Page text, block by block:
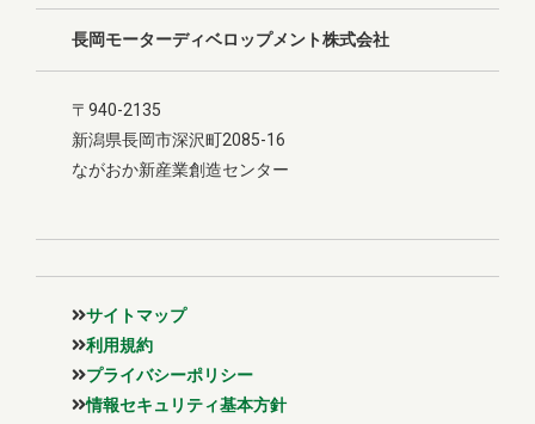
長岡モーターディベロップメント株式会社
〒940-2135
新潟県長岡市深沢町2085-16
ながおか新産業創造センター
サイトマップ
利用規約
プライバシーポリシー
情報セキュリティ基本方針